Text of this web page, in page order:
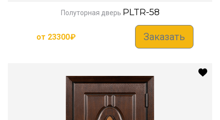
Полуторная дверь PLTR-58
от 23300₽ Заказать